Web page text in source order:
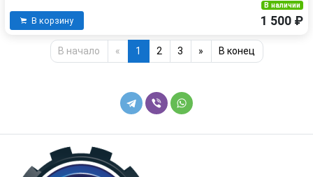
В корзину
В наличии
1 500 ₽
В начало « 1 2 3 » В конец